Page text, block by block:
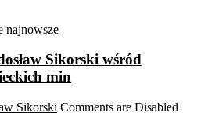
najnowsze
Sikorski wśród
min
Sikorski Comments are Disabled